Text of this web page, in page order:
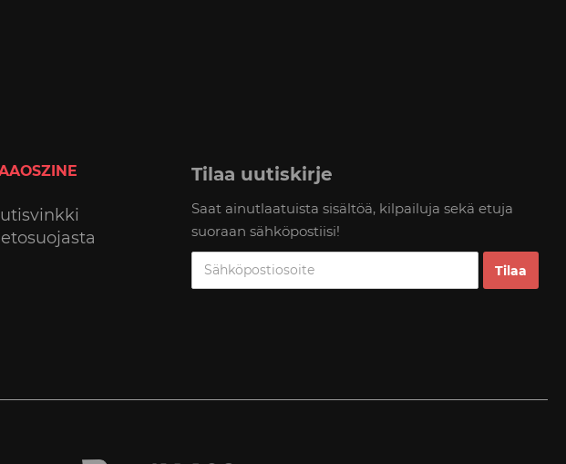
Tilaa uutiskirje
Saat ainutlaatuista sisältöä, kilpailuja sekä etuja
suoraan sähköpostiisi!